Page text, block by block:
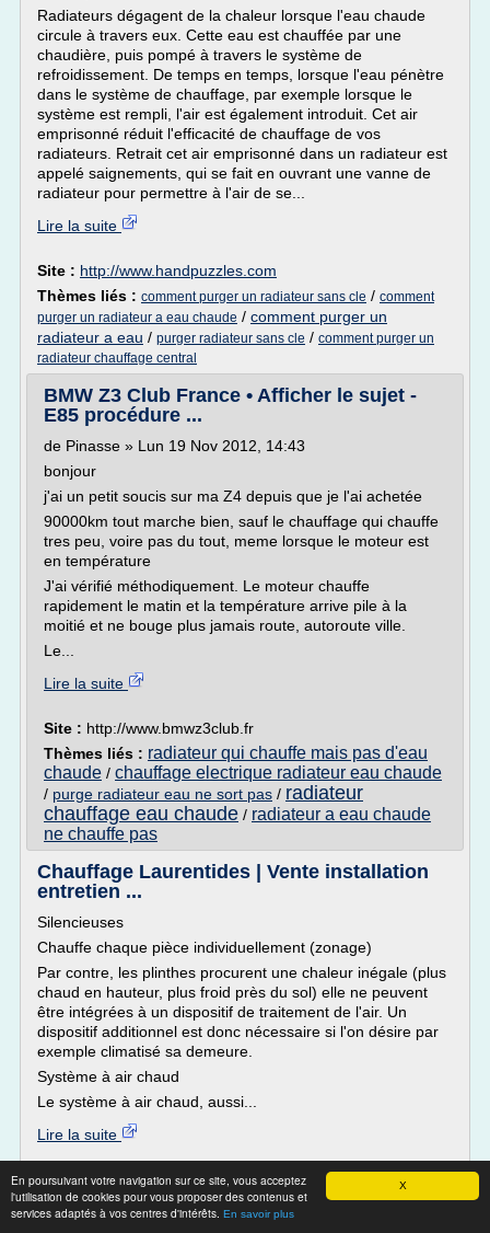
X
En poursuivant votre navigation sur ce site, vous acceptez
l'utilisation de cookies pour vous proposer des contenus et
services adaptés à vos centres d'intérêts. En savoir plus
Radiateurs dégagent de la chaleur lorsque l'eau chaude
circule à travers eux. Cette eau est chauffée par une
chaudière, puis pompé à travers le système de
refroidissement. De temps en temps, lorsque l'eau pénètre
dans le système de chauffage, par exemple lorsque le
système est rempli, l'air est également introduit. Cet air
emprisonné réduit l'efficacité de chauffage de vos
radiateurs. Retrait cet air emprisonné dans un radiateur est
appelé saignements, qui se fait en ouvrant une vanne de
radiateur pour permettre à l'air de se...
Lire la suite
Site : http://www.handpuzzles.com
Thèmes liés : comment purger un radiateur sans cle / comment
purger un radiateur a eau chaude / comment purger un
radiateur a eau / purger radiateur sans cle / comment purger un
radiateur chauffage central
BMW Z3 Club France • Afficher le sujet -
E85 procédure ...
de Pinasse » Lun 19 Nov 2012, 14:43
bonjour
j'ai un petit soucis sur ma Z4 depuis que je l'ai achetée
90000km tout marche bien, sauf le chauffage qui chauffe
tres peu, voire pas du tout, meme lorsque le moteur est
en température
J'ai vérifié méthodiquement. Le moteur chauffe
rapidement le matin et la température arrive pile à la
moitié et ne bouge plus jamais route, autoroute ville.
Le...
Lire la suite
Site : http://www.bmwz3club.fr
Thèmes liés : radiateur qui chauffe mais pas d'eau
chaude / chauffage electrique radiateur eau chaude
/ purge radiateur eau ne sort pas / radiateur
chauffage eau chaude / radiateur a eau chaude
ne chauffe pas
Chauffage Laurentides | Vente installation
entretien ...
Silencieuses
Chauffe chaque pièce individuellement (zonage)
Par contre, les plinthes procurent une chaleur inégale (plus
chaud en hauteur, plus froid près du sol) elle ne peuvent
être intégrées à un dispositif de traitement de l'air. Un
dispositif additionnel est donc nécessaire si l'on désire par
exemple climatisé sa demeure.
Système à air chaud
Le système à air chaud, aussi...
Lire la suite
Site :http://www.refrigerationmb.com
Thèmes liés :radiateur qui chauffe mais pas d'eau
chaude
radiateur plus d'eau